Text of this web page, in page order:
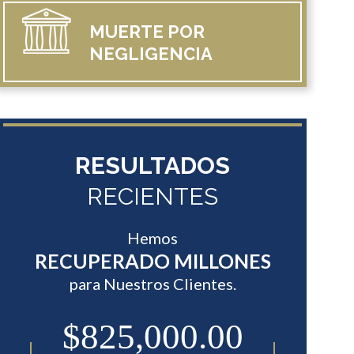
MUERTE POR
NEGLIGENCIA
RESULTADOS
RECIENTES
Hemos
RECUPERADO MILLONES
para Nuestros Clientes.
$825,000.00